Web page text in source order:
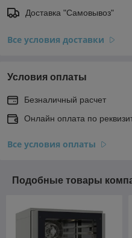
Доставка "Самовывоз"
Все условия доставки
Условия оплаты
Безналичный расчет
Онлайн оплата по
Все условия оплаты
Подобные товары